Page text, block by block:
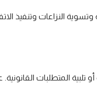
النزاعات وتنفيذ
تلبية المتطلبات